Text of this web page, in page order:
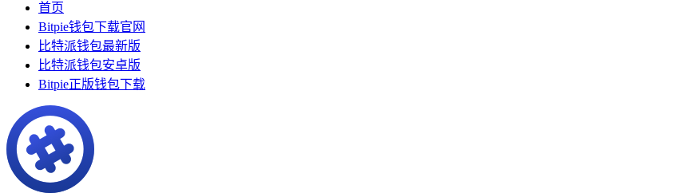
首页
Bitpie钱包下载官网
比特派钱包最新版
比特派钱包安卓版
Bitpie正版钱包下载